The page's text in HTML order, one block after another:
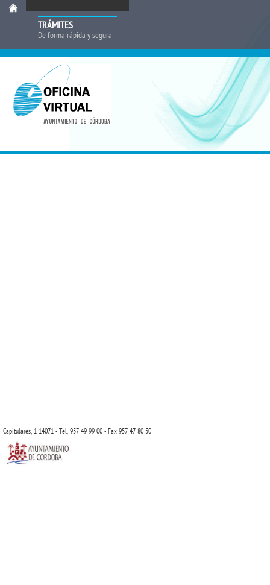
TRÁMITES
De forma rápida y segura
Capitulares, 1 14071 - Tel. 957 49 99 00 - Fax 957 47 80 50